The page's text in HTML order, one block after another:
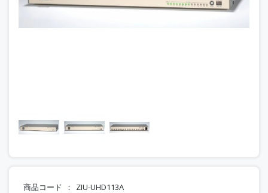
商品コード ZIU-UHD113A